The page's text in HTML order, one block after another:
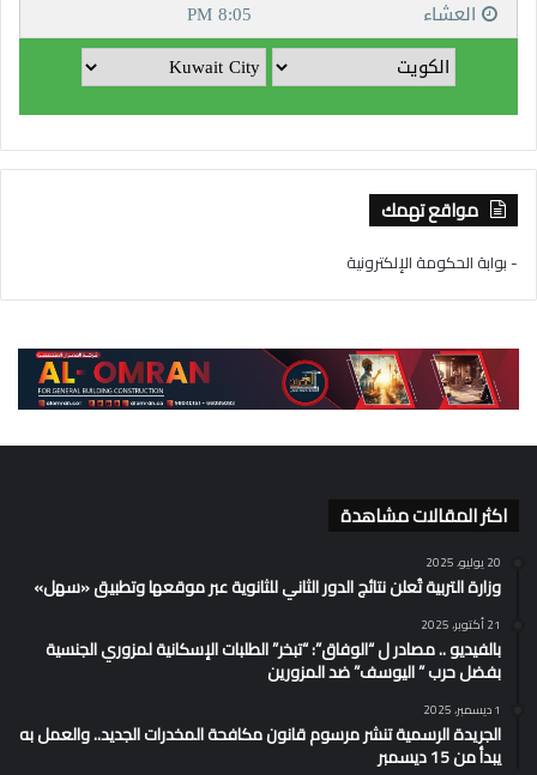
مواقع تهمك
- بوابة الحكومة الإلكترونية
اكثر المقالات مشاهدة
20 يوليو، 2025
وزارة التربية تُعلن نتائج الدور الثاني للثانوية عبر موقعها وتطبيق «سهل»
21 أكتوبر، 2025
بالفيديو .. مصادر ل “الوفاق”: “تبخر” الطلبات الإسكانية لمزوري الجنسية
بفضل حرب ” اليوسف” ضد المزورين
1 ديسمبر، 2025
الجريدة الرسمية تنشر مرسوم قانون مكافحة المخدرات الجديد.. والعمل به
يبدأ من 15 ديسمبر